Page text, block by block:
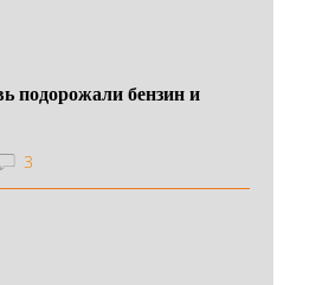
подорожали бензин и
3